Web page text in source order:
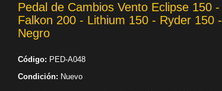
Pedal de Cambios Vento Eclipse 150 -
Falkon 200 - Lithium 150 - Ryder 150 -
Negro
Código: PED-A048
Condición: Nuevo